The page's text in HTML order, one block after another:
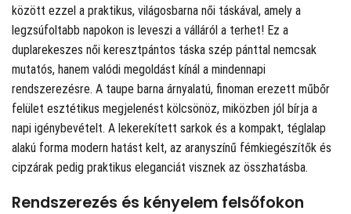
között ezzel a praktikus, világosbarna női táskával, amely a
legzsúfoltabb napokon is leveszi a válláról a terhet! Ez a
duplarekeszes női keresztpántos táska szép pánttal nemcsak
mutatós, hanem valódi megoldást kínál a mindennapi
rendszerezésre. A taupe barna árnyalatú, finoman erezett műbőr
felület esztétikus megjelenést kölcsönöz, miközben jól bírja a
napi igénybevételt. A lekerekített sarkok és a kompakt, téglalap
alakú forma modern hatást kelt, az aranyszínű fémkiegészítők és
cipzárak pedig praktikus eleganciát visznek az összhatásba.
Rendszerezés és kényelem felsőfokon